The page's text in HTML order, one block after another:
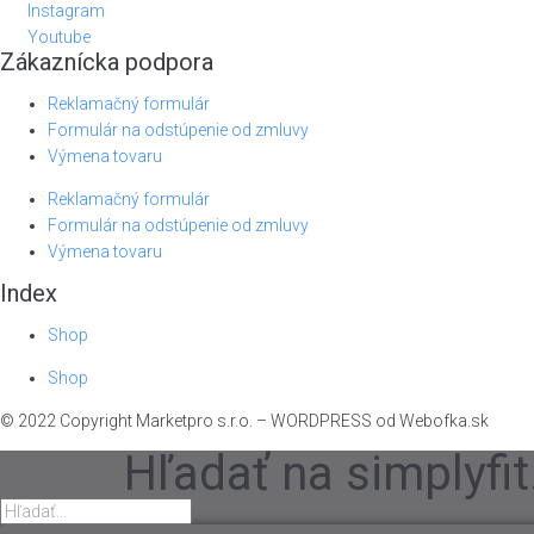
Instagram
Youtube
Zákaznícka podpora
Reklamačný formulár
Formulár na odstúpenie od zmluvy
Výmena tovaru
Reklamačný formulár
Formulár na odstúpenie od zmluvy
Výmena tovaru
Index
Shop
Shop
© 2022 Copyright Marketpro s.r.o. – WORDPRESS od Webofka.sk
Hľadať na